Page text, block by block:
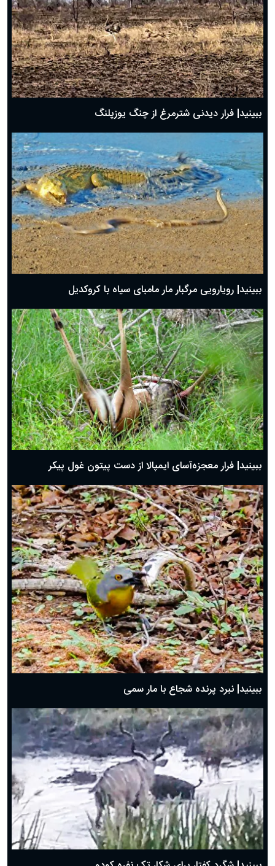
ببینید| فرار دیدنی شترمرغ از چنگ یوزپلنگ
ببینید| رویارویی مرگبار مار مامبای سیاه با کروکدیل
ببینید| فرار معجزه‌آسای ایمپالا از دست پیتون غول پیکر
ببینید| نبرد پرنده شجاع با مار سمی